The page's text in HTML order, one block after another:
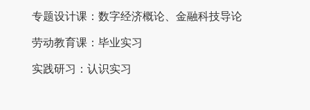
专题设计课：数字经济概论、金融科技导论
劳动教育课：毕业实习
实践研习：认识实习